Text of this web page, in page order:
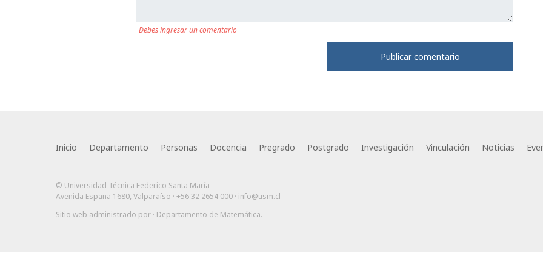
Debes ingresar un comentario
Inicio Departamento Personas Docencia Pregrado Postgrado Investigación Vinculación Noticias
© Universidad Técnica Federico Santa María
Avenida España 1680, Valparaíso · +56 32 2654 000 · info@usm.cl
Sitio web administrado por · Departamento de Matemática.